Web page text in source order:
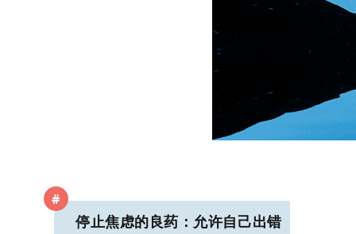
#
停止焦虑的良药：允许自己出错